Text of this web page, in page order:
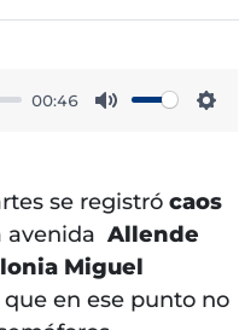
00:46
se registró caos
avenida Allende
Miguel
en ese punto no